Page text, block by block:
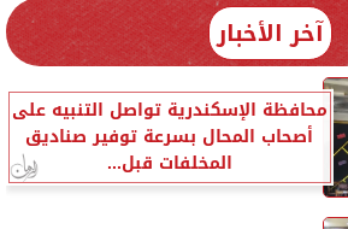
آخر الأخبار
محافظة الإسكندرية تواصل التنبيه على
أصحاب المحال بسرعة توفير صناديق
المخلفات قبل...